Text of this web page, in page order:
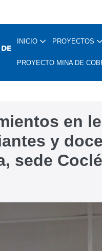
INICIO PROYECTOS
PROYECTO MINA DE
en
y
sede Coclé